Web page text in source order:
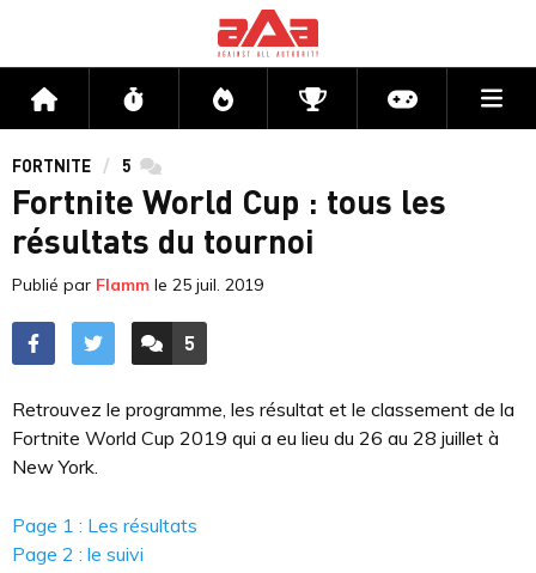
Accueil Flux Directs CompétitionsActu jeux
FORTNITE 5 commentaires
Fortnite World Cup : tous les
résultats du tournoi
Publié par Flamm le 25 juil. 2019
ACCÉDER AUX
5
COMMENTAIRES
Retrouvez le programme, les résultat et le classement de la
Fortnite World Cup 2019 qui a eu lieu du 26 au 28 juillet à
New York.
Page 1 : Les résultats
Page 2 : le suivi